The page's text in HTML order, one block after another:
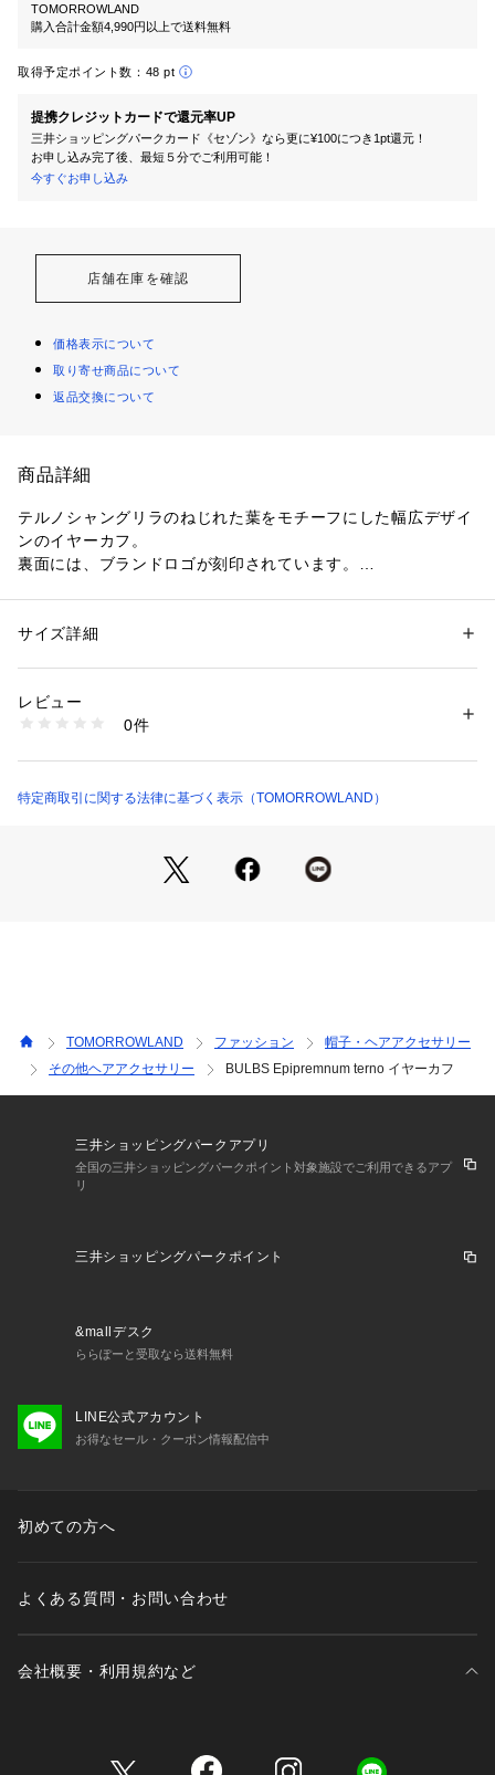
TOMORROWLAND
購入合計金額4,990円以上で送料無料
取得予定ポイント数： 48 pt
提携クレジットカードで還元率UP
三井ショッピングパークカード《セゾン》なら更に¥100につき1pt還元！
お申し込み完了後、最短５分でご利用可能！
今すぐお申し込み
店舗在庫を確認
価格表示について
取り寄せ商品について
返品交換について
商品詳細
テルノシャングリラのねじれた葉をモチーフにした幅広デザイ
ンのイヤーカフ。
裏面には、ブランドロゴが刻印されています。
※こちらの商品は片耳用です。
大きく変化する流れの中でも新たな時代を生み育てていく現状
を、力強く咲き実を結ぶ球根植物に重ね生まれたニューヨーク
環境や世界への小さな配慮が、誰かの糧となり世界を巡り続け
し、全ての工程において、自分たちに今何ができるのかを常に
模索し挑み続けている。
店舗にお問い合わせの際は、下記の商品番号をお申し付けくだ
さい。
商品番号:27-10-42-10014
性別：レディース
セサリー
生産国：-
1095000010184
サイズ詳細
レビュー
0件
特定商取引に関する法律に基づく表示（TOMORROWLAND）
TOMORROWLAND ファッション
帽子・ヘアアクセサリー
その他ヘアアクセサリー
BULBS Epipremnum terno イヤーカフ
三井ショッピングパークアプリ
全国の三井ショッピングパークポイント対象施設でご利用できるアプ
リ
三井ショッピングパークポイント
&mallデスク
ららぽーと受取なら送料無料
LINE公式アカウント
お得なセール・クーポン情報配信中
初めての方へ
よくある質問・お問い合わせ
会社概要・利用規約など